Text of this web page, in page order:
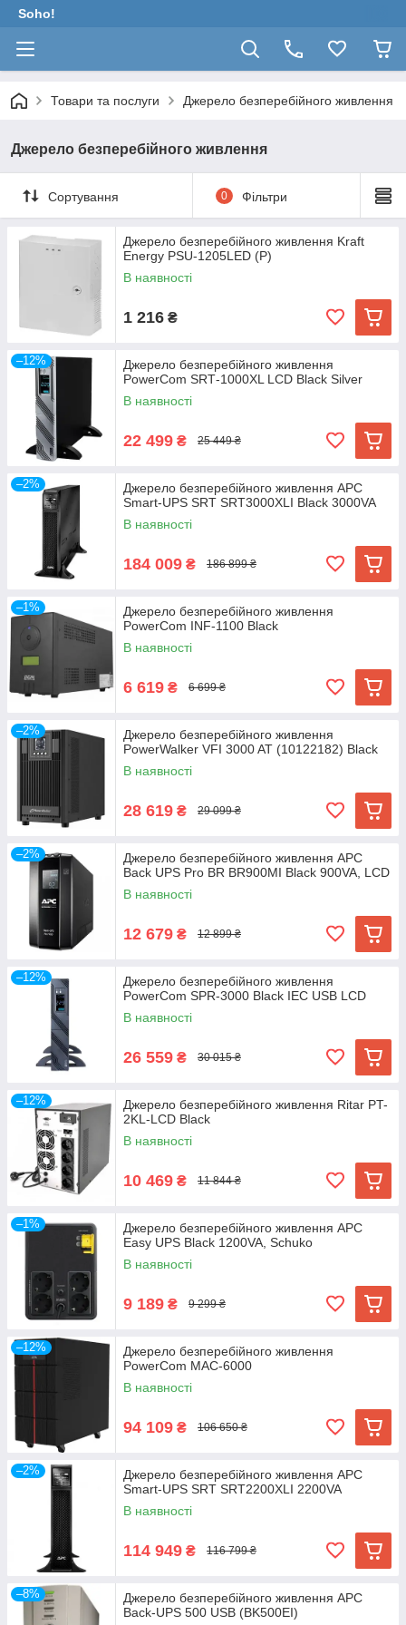
Soho!
Товари та послуги Джерело безперебійного живлення
Джерело безперебійного живлення
Сортування 0 Фільтри
Джерело безперебійного живлення Kraft
Energy PSU-1205LED (P)
В наявності
1 216 ₴
–12%
Джерело безперебійного живлення
PowerCom SRТ-1000XL LCD Black Silver
В наявності
22 499 ₴ 25 449 ₴
–2%
Джерело безперебійного живлення APC
Smart-UPS SRT SRT3000XLI Black 3000VA
В наявності
184 009 ₴ 186 899 ₴
–1%
Джерело безперебійного живлення
PowerCom INF-1100 Black
В наявності
6 619 ₴ 6 699 ₴
–2%
Джерело безперебійного живлення
PowerWalker VFI 3000 AT (10122182) Black
В наявності
28 619 ₴ 29 099 ₴
–2%
Джерело безперебійного живлення APC
Back UPS Pro BR BR900MI Black 900VA, LCD
В наявності
12 679 ₴ 12 899 ₴
–12%
Джерело безперебійного живлення
PowerCom SPR-3000 Black IEC USB LCD
В наявності
26 559 ₴ 30 015 ₴
–12%
Джерело безперебійного живлення Ritar PT-
2KL-LCD Black
В наявності
10 469 ₴ 11 844 ₴
–1%
Джерело безперебійного живлення APC
Easy UPS Black 1200VA, Schuko
В наявності
9 189 ₴ 9 299 ₴
–12%
Джерело безперебійного живлення
PowerCom MAC-6000
В наявності
94 109 ₴ 106 650 ₴
–2%
Джерело безперебійного живлення APC
Smart-UPS SRT SRT2200XLI 2200VA
В наявності
114 949 ₴ 116 799 ₴
–8%
Джерело безперебійного живлення APC
Back-UPS 500 USB (BK500EI)